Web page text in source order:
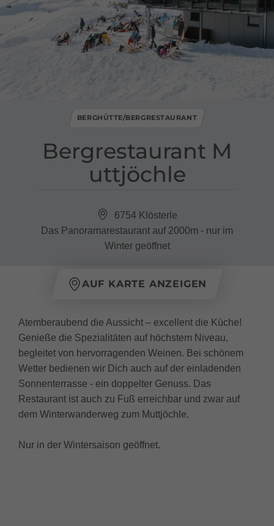
Bergrestaurant M
uttjöchle
BERGHÜTTE/BERGRESTAURANT
6754 Klösterle
Das Panoramarestaurant auf 2000m - nur im
Winter geöffnet
AUF KARTE ANZEIGEN
Atemberaubend die Aussicht – excellent die Küche!
Genieße die Spezialitäten auf höchstem Niveau,
begleitet von hervorragenden Weinen. Bei schönem
Wetter bedienen wir Dich auch auf der einladenden
Sonnenterrasse - ein doppelter Genuss. Das
Restaurant ist auch zu Fuß erreichbar und zwar auf
dem Winterwanderweg zum Muttjöchle.
Nur in der Wintersaison geöffnet.